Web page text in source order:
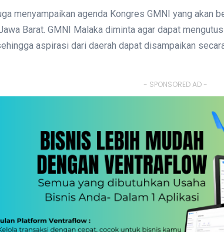
menyampaikan agenda Kongres GMNI yang akan
Barat. GMNI Malaka diminta agar dapat
aspirasi dari daerah dapat disampaikan
- SPONSORED AD -